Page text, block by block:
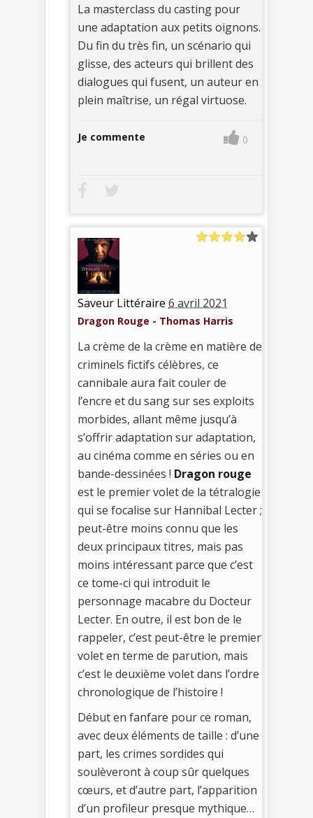
La masterclass du casting pour
une adaptation aux petits oignons.
Du fin du très fin, un scénario qui
glisse, des acteurs qui brillent des
dialogues qui fusent, un auteur en
plein maîtrise, un régal virtuose.
Je commente 0
Saveur Littéraire 6 avril 2021
Dragon Rouge - Thomas Harris
La crème de la crème en matière de
criminels fictifs célèbres, ce
cannibale aura fait couler de
l’encre et du sang sur ses exploits
morbides, allant même jusqu’à
s’offrir adaptation sur adaptation,
au cinéma comme en séries ou en
bande-dessinées ! Dragon rouge
est le premier volet de la tétralogie
qui se focalise sur Hannibal Lecter ;
peut-être moins connu que les
deux principaux titres, mais pas
moins intéressant parce que c’est
ce tome-ci qui introduit le
personnage macabre du Docteur
Lecter. En outre, il est bon de le
rappeler, c’est peut-être le premier
volet en terme de parution, mais
c’est le deuxième volet dans l’ordre
chronologique de l’histoire !
Début en fanfare pour ce roman,
avec deux éléments de taille : d’une
part, les crimes sordides qui
soulèveront à coup sûr quelques
cœurs, et d’autre part, l’apparition
d’un profileur presque mythique…